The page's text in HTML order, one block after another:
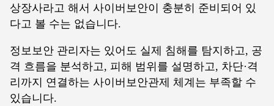
상장사라고 해서 사이버보안이 충분히 준비되어 있
다고 볼 수는 없습니다.
정보보안 관리자는 있어도 실제 침해를 탐지하고, 공
격 흐름을 분석하고, 피해 범위를 설명하고, 차단·격
리까지 연결하는 사이버보안관제 체계는 부족할 수
있습니다.